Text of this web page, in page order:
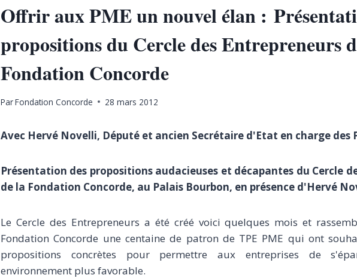
Offrir aux PME un nouvel élan :
propositions du Cercle des Entrepreneurs
Fondation Concorde
ParFondation Concorde 28 mars 2012
Avec Hervé Novelli, Député et ancien Secrétaire d'Etat en charge des
Présentation des propositions audacieuses et décapantes du Cercle
de la Fondation Concorde, au Palais Bourbon, en présence d'Hervé
Le Cercle des Entrepreneurs a été créé voici quelques mois et
Fondation Concorde une centaine de patron de TPE PME qui ont
propositions concrètes pour permettre aux entreprises de
environnement plus favorable.